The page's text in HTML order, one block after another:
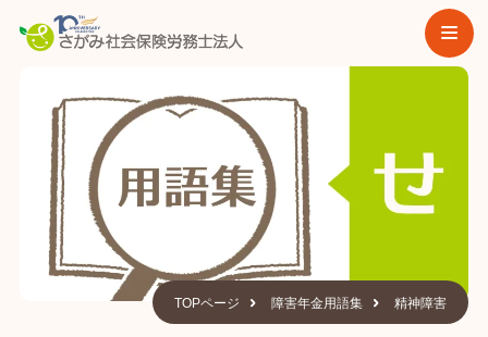
TOPページ 障害年金用語集 精神障害